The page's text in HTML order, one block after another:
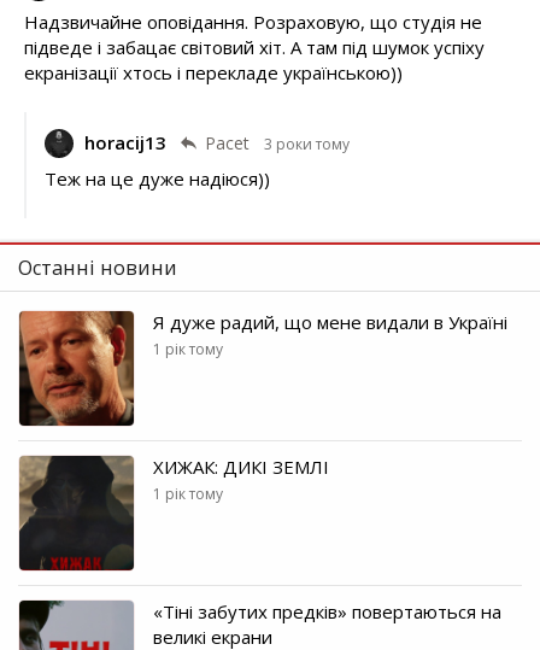
Надзвичайне оповідання. Розраховую, що студія не
підведе і забацає світовий хіт. А там під шумок успіху
екранізації хтось і перекладе українською))
horacij13 Pacet 3 роки тому
Теж на це дуже надіюся))
Останні новини
Я дуже радий, що мене видали в Україні
1 рік тому
ХИЖАК: ДИКІ ЗЕМЛІ
1 рік тому
«Тіні забутих предків» повертаються на
великі екрани